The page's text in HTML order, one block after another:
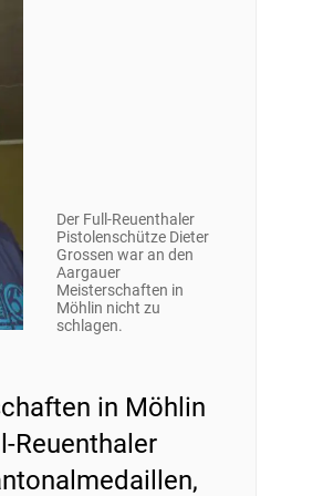
Der Full-Reuenthaler
Pistolenschütze Dieter
Grossen war an den
Aargauer
Meisterschaften in
Möhlin nicht zu
schlagen.
in Möhlin
Reuenthaler